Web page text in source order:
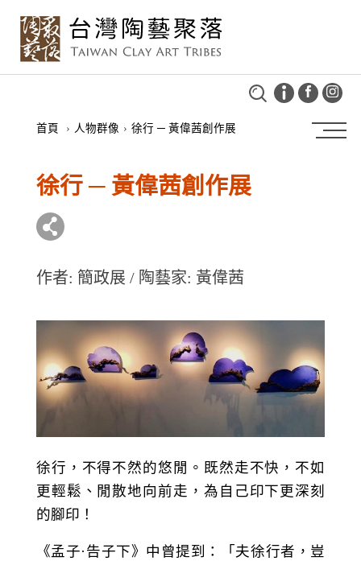
首頁 › 人物群像 › 徐行 ─ 黃偉茜創作展
徐行 ─ 黃偉茜創作展
作者: 簡政展 / 陶藝家: 黃偉茜
徐行，不得不然的悠閒。既然走不快，不如
更輕鬆、閒散地向前走，為自己印下更深刻
的腳印！
《孟子·告子下》中曾提到：「夫徐行者，豈